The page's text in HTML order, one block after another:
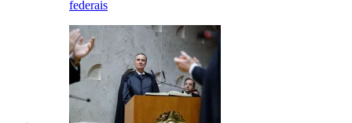
federais